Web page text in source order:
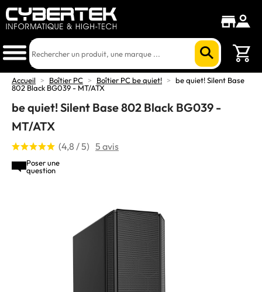
Accueil > Boîtier PC > Boîtier PC be quiet! > be quiet! Silent Base
802 Black BG039 - MT/ATX
be quiet! Silent Base 802 Black BG039 -
MT/ATX
(4,8 / 5) 5 avis
Poser une
question